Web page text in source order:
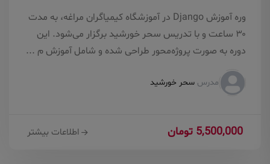
وره آموزش Django در آموزشگاه کیمیاگران مراغه، به مدت
۳۰ ساعت و با تدریس سحر خورشید برگزار می‌شود. این
دوره به صورت پروژه‌محور طراحی شده و شامل آموزش م ...
مدرس سحر خورشید
5,500,000 تومان اطلاعات بیشتر